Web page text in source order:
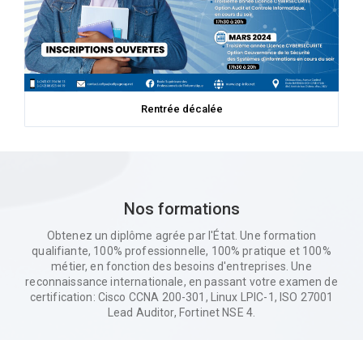
Rentrée décalée
Nos formations
Obtenez un diplôme agrée par l'État. Une formation
qualifiante, 100% professionnelle, 100% pratique et 100%
métier, en fonction des besoins d'entreprises. Une
reconnaissance internationale, en passant votre examen de
certification: Cisco CCNA 200-301, Linux LPIC-1, ISO 27001
Lead Auditor, Fortinet NSE 4.